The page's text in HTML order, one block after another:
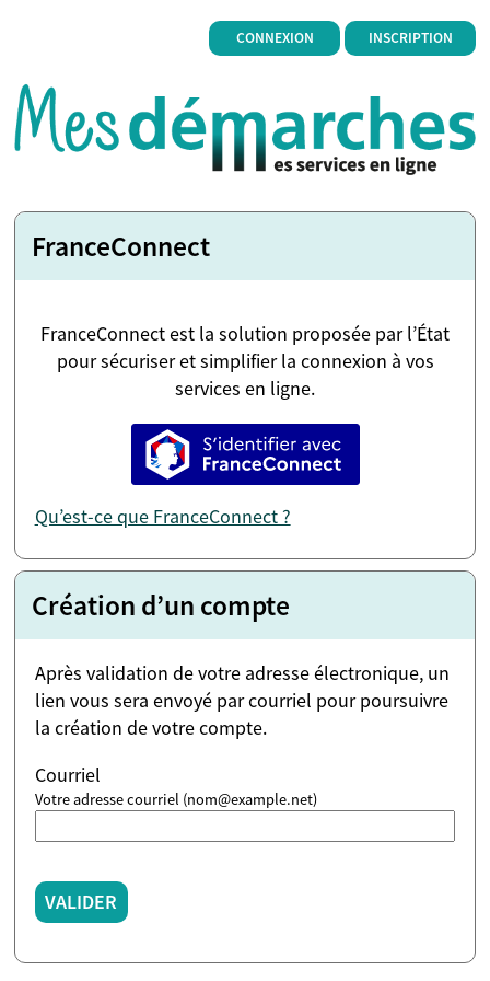
CONNEXION INSCRIPTION
FranceConnect
FranceConnect est la solution proposée par l’État
pour sécuriser et simplifier la connexion à vos
services en ligne.
S’identifier avec
Qu’est-ce que FranceConnect ?
Création d’un compte
Après validation de votre adresse électronique, un
lien vous sera envoyé par courriel pour poursuivre
la création de votre compte.
Courriel
Votre adresse courriel (nom@example.net)
VALIDER